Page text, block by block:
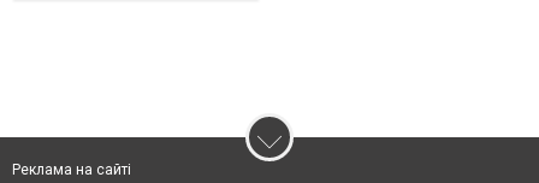
Реклама на сайті